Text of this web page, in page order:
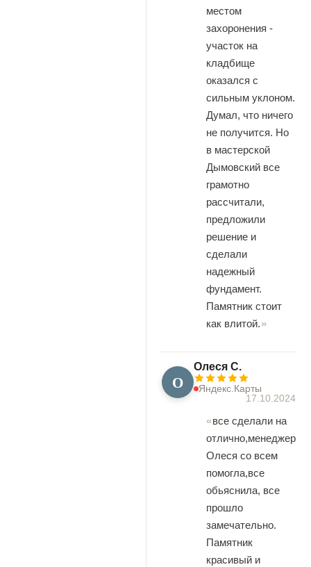
местом
захоронения -
участок на
кладбище
оказался с
сильным уклоном.
Думал, что ничего
не получится. Но
в мастерской
Дымовский все
грамотно
рассчитали,
предложили
решение и
сделали
надежный
фундамент.
Памятник стоит
как влитой.
О
Олеся С.
Яндекс.Карты
17.10.2024
все сделали на
отлично,менеджер
Олеся со всем
помогла,все
обьяснила, все
прошло
замечательно.
Памятник
красивый и